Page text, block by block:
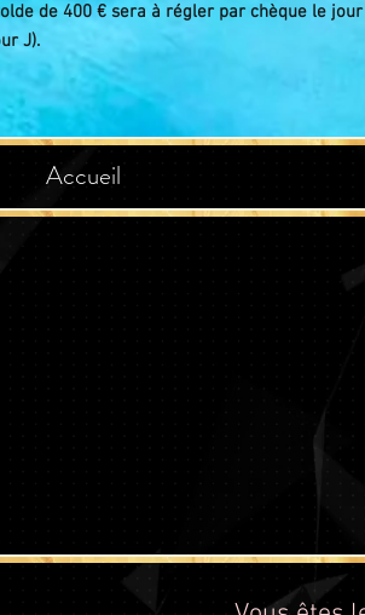
de 400 € sera à régler par chèque le
J).
Accueil